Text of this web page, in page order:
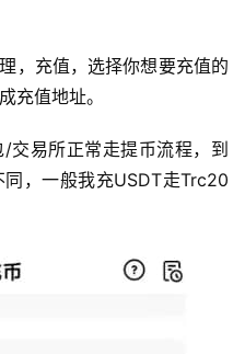
，充值，选择你想要充值的
充值地址。
交易所正常走提币流程，到
，一般我充USDT走Trc20